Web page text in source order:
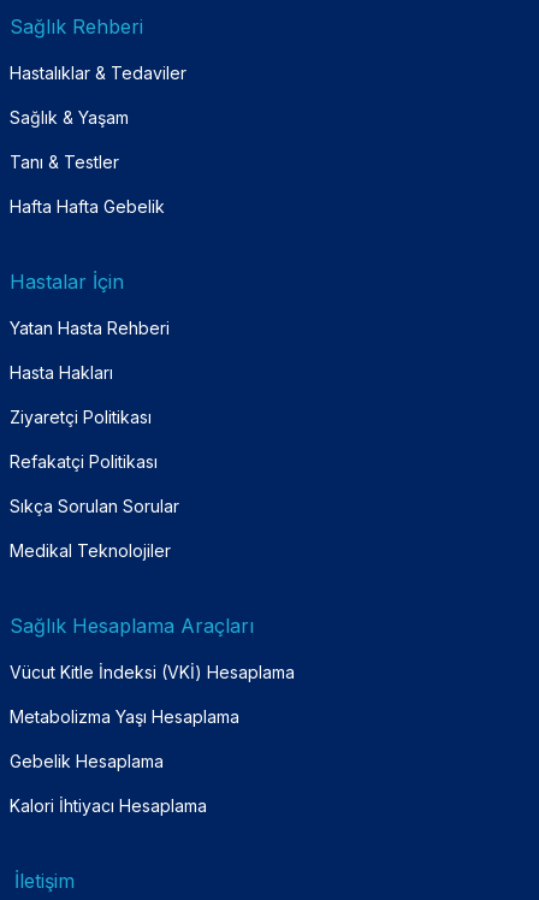
Sağlık Rehberi
Hastalıklar & Tedaviler
Sağlık & Yaşam
Tanı & Testler
Hafta Hafta Gebelik
Hastalar İçin
Yatan Hasta Rehberi
Hasta Hakları
Ziyaretçi Politikası
Refakatçi Politikası
Sıkça Sorulan Sorular
Medikal Teknolojiler
Sağlık Hesaplama Araçları
Vücut Kitle İndeksi (VKİ) Hesaplama
Metabolizma Yaşı Hesaplama
Gebelik Hesaplama
Kalori İhtiyacı Hesaplama
İletişim